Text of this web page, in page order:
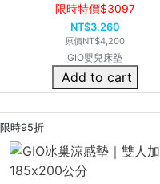
限時特價$3097
NT$3,260
原價NT$4,200
GIO嬰兒床墊
Add to cart
限時95折